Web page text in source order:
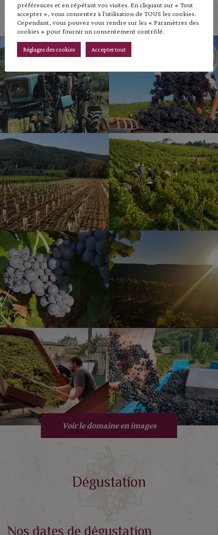
Découvrir nos vins
Voir le domaine en images
Dégustation
Nos dates de dégustation
préférences et en répétant vos visites. En cliquant sur « Tout
accepter », vous consentez à l'utilisation de TOUS les cookies.
Cependant, vous pouvez vous rendre sur les « Paramètres des
cookies » pour fournir un consentement contrôlé.
Réglages des cookies Accepter tout